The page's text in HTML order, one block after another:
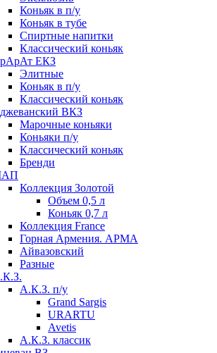
Коньяк в п/у
Коньяк в тубе
Спиртные напитки
Классический коньяк
ЕКЗ
Элитные
Коньяк в п/у
Классический коньяк
ВКЗ
Марочные коньяки
Коньяки п/у
Классический коньяк
Бренди
Коллекция Золотой
Объем 0,5 л
Коньяк 0,7 л
Коллекция France
Горная Армения. АРМА
Айвазовский
Разные
А.К.З. п/у
Grand Sargis
URARTU
Avetis
А.К.З. классик